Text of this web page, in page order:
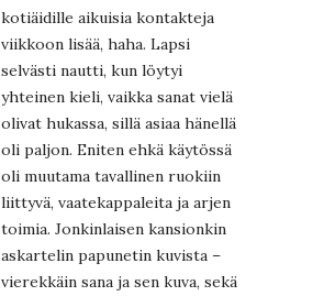
kotiäidille aikuisia kontakteja
viikkoon lisää, haha. Lapsi
selvästi nautti, kun löytyi
yhteinen kieli, vaikka sanat vielä
olivat hukassa, sillä asiaa hänellä
oli paljon. Eniten ehkä käytössä
oli muutama tavallinen ruokiin
liittyvä, vaatekappaleita ja arjen
toimia. Jonkinlaisen kansionkin
askartelin papunetin kuvista –
vierekkäin sana ja sen kuva, sekä